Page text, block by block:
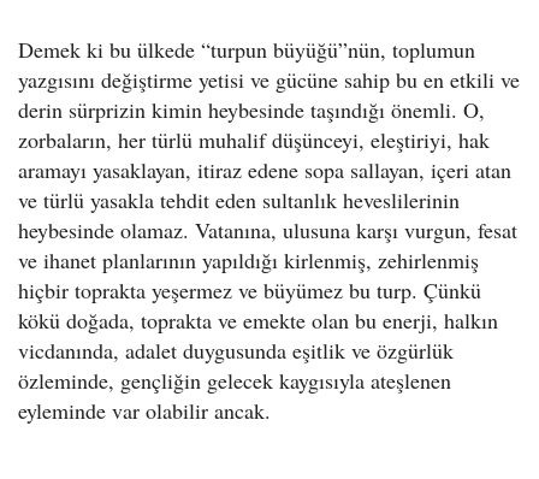
Demek ki bu ülkede “turpun büyüğü”nün, toplumun
yazgısını değiştirme yetisi ve gücüne sahip bu en etkili ve
derin sürprizin kimin heybesinde taşındığı önemli. O,
zorbaların, her türlü muhalif düşünceyi, eleştiriyi, hak
aramayı yasaklayan, itiraz edene sopa sallayan, içeri atan
ve türlü yasakla tehdit eden sultanlık heveslilerinin
heybesinde olamaz. Vatanına, ulusuna karşı vurgun, fesat
ve ihanet planlarının yapıldığı kirlenmiş, zehirlenmiş
hiçbir toprakta yeşermez ve büyümez bu turp. Çünkü
kökü doğada, toprakta ve emekte olan bu enerji, halkın
vicdanında, adalet duygusunda eşitlik ve özgürlük
özleminde, gençliğin gelecek kaygısıyla ateşlenen
eyleminde var olabilir ancak.